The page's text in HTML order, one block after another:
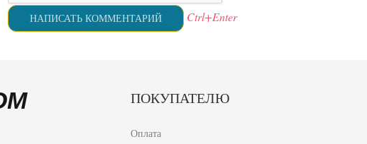
Ctrl+Enter
ПОКУПАТЕЛЮ
Оплата